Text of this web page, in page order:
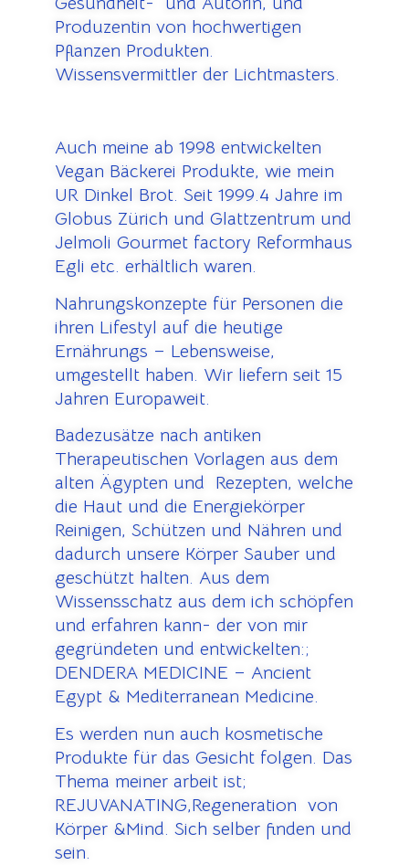
Produzentin von hochwertigen
Pflanzen Produkten.
Wissensvermittler der Lichtmasters.
Auch meine ab 1998 entwickelten
Vegan Bäckerei Produkte, wie mein
UR Dinkel Brot. Seit 1999.4 Jahre im
Globus Zürich und Glattzentrum und
Jelmoli Gourmet factory Reformhaus
Egli etc. erhältlich waren.
Nahrungskonzepte für Personen die
ihren Lifestyl auf die heutige
Ernährungs – Lebensweise,
umgestellt haben. Wir liefern seit 15
Jahren Europaweit.
Badezusätze nach antiken
Therapeutischen Vorlagen aus dem
alten Ägypten und Rezepten, welche
die Haut und die Energiekörper
Reinigen, Schützen und Nähren und
dadurch unsere Körper Sauber und
geschützt halten. Aus dem
Wissensschatz aus dem ich schöpfen
und erfahren kann- der von mir
gegründeten und entwickelten:;
DENDERA MEDICINE – Ancient
Egypt & Mediterranean Medicine.
Es werden nun auch kosmetische
Produkte für das Gesicht folgen. Das
Thema meiner arbeit ist;
REJUVANATING,Regeneration von
Körper &Mind. Sich selber finden und
sein.